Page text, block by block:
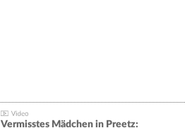
Vermisstes Mädchen in Preetz: